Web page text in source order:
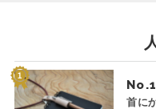
No.
首に